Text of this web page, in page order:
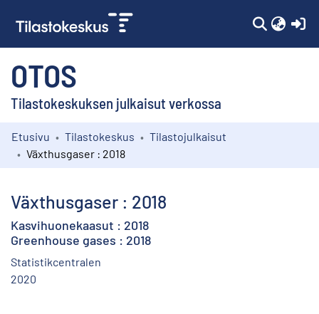
OTOS
Tilastokeskuksen julkaisut verkossa
Kokoelmat
Etusivu Tilastokeskus
Tilastojulkaisut
Växthusgaser : 2018
Växthusgaser : 2018
Kasvihuonekaasut : 2018
Greenhouse gases : 2018
Statistikcentralen
2020